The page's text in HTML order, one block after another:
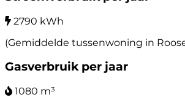
2790 kWh
(Gemiddelde tussenwoning in
Gasverbruik per jaar
1080 m³